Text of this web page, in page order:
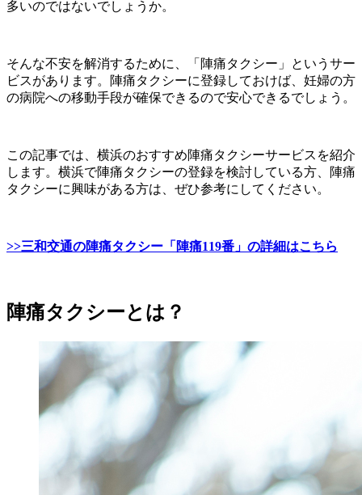
多いのではないでしょうか。
そんな不安を解消するために、「陣痛タクシー」というサー
ビスがあります。陣痛タクシーに登録しておけば、妊婦の方
の病院への移動手段が確保できるので安心できるでしょう。
この記事では、横浜のおすすめ陣痛タクシーサービスを紹介
します。横浜で陣痛タクシーの登録を検討している方、陣痛
タクシーに興味がある方は、ぜひ参考にしてください。
>>三和交通の陣痛タクシー「陣痛119番」の詳細はこちら
陣痛タクシーとは？